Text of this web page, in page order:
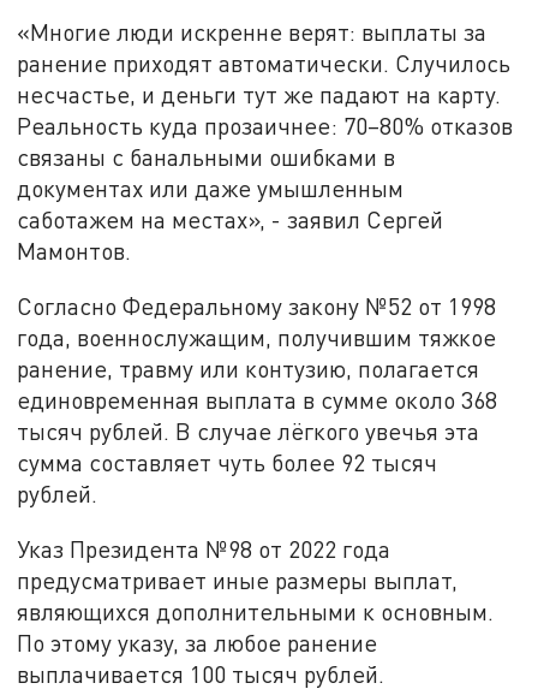
«Многие люди искренне верят: выплаты за
ранение приходят автоматически. Случилось
несчастье, и деньги тут же падают на карту.
Реальность куда прозаичнее: 70–80% отказов
связаны с банальными ошибками в
документах или даже умышленным
саботажем на местах», - заявил Сергей
Мамонтов.
Согласно Федеральному закону №52 от 1998
года, военнослужащим, получившим тяжкое
ранение, травму или контузию, полагается
единовременная выплата в сумме около 368
тысяч рублей. В случае лёгкого увечья эта
сумма составляет чуть более 92 тысяч
рублей.
Указ Президента №98 от 2022 года
предусматривает иные размеры выплат,
являющихся дополнительными к основным.
По этому указу, за любое ранение
выплачивается 100 тысяч рублей.